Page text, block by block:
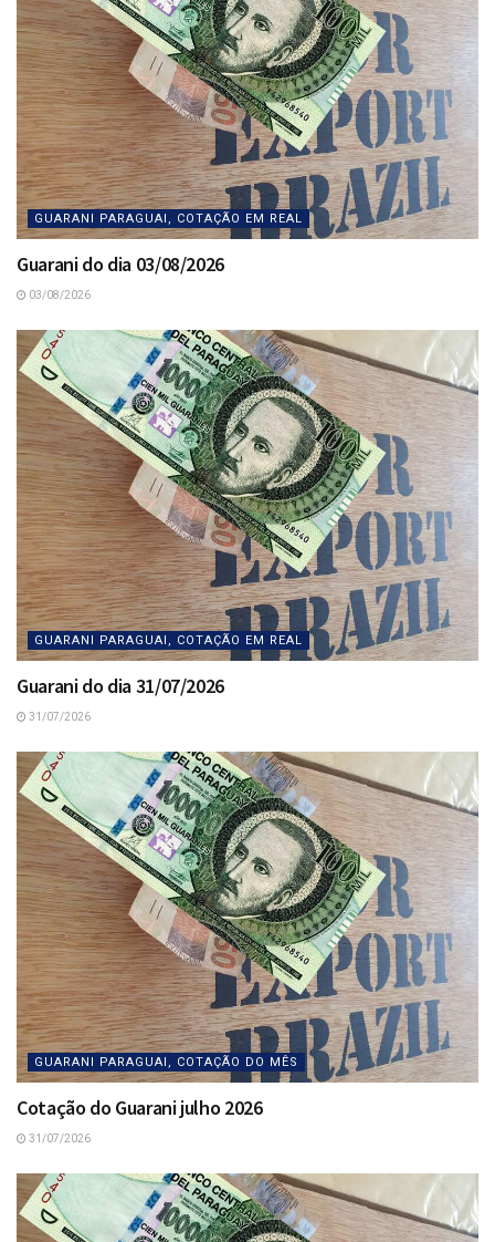
GUARANI PARAGUAI, COTAÇÃO EM REAL
Guarani do dia 03/08/2026
03/08/2026
GUARANI PARAGUAI, COTAÇÃO EM REAL
Guarani do dia 31/07/2026
31/07/2026
GUARANI PARAGUAI, COTAÇÃO DO MÊS
Cotação do Guarani julho 2026
31/07/2026